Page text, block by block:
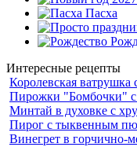
Пасха
Интересные рецепты
Королевская ватрушка
Пирожки "Бомбочки"
Минтай в духовке с
Пирог с тыквенным
Винегрет в горчично-